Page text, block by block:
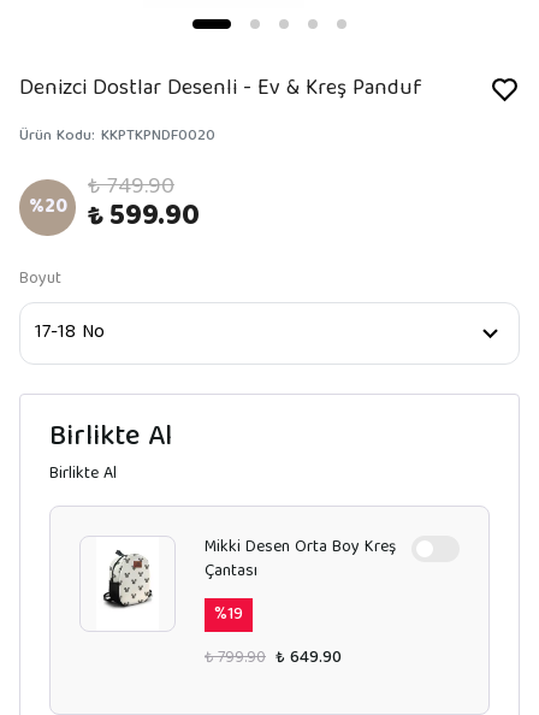
Denizci Dostlar Desenli - Ev & Kreş Panduf
Ürün Kodu: KKPTKPNDF0020
%20 ₺ 749.90
₺ 599.90
Boyut
Birlikte Al
Birlikte Al
Mikki Desen Orta Boy Kreş
Çantası
%19
₺ 799.90 ₺ 649.90